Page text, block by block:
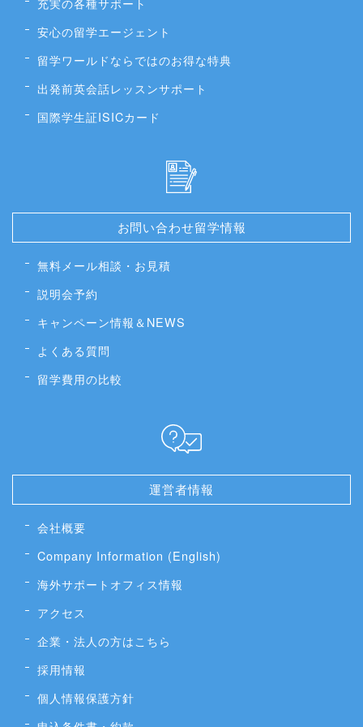
安心の留学エージェント
留学ワールドならではのお得な特典
出発前英会話レッスンサポート
国際学生証ISICカード
お問い合わせ留学情報
無料メール相談・お見積
説明会予約
キャンペーン情報＆NEWS
よくある質問
留学費用の比較
運営者情報
会社概要
Company Information (English)
海外サポートオフィス情報
アクセス
企業・法人の方はこちら
採用情報
個人情報保護方針